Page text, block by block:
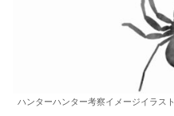
ハンターハンター考察イメージイラス